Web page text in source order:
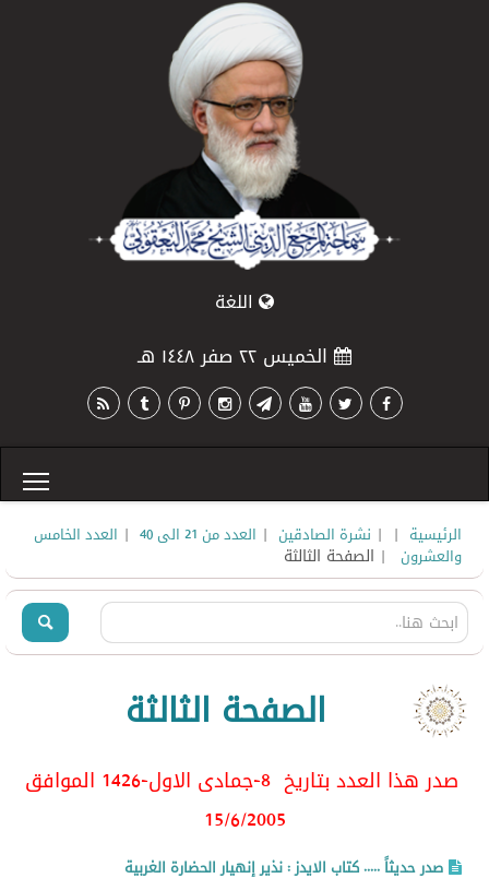
اللغة
الخميس ٢٢ صفر ١٤٤٨ هـ
الرئيسية |
| نشرة الصادقين | العدد من 21 الى 40 | العدد الخامس
والعشرون ‏
| الصفحة الثالثة
الصفحة الثالثة
صدر هذا العدد بتاريخ 8-جمادى الاول-1426 الموافق
15/6/2005
صدر حديثاً ..... كتاب الايدز : نذير إنهيار الحضارة الغربية